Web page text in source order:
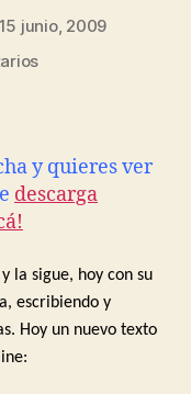
15 junio, 2009
en
vuelta!
y quieres ver
descarga
la sigue, hoy con su
escribiendo y
Hoy un nuevo texto